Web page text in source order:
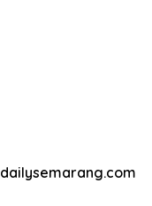
dailysemarang.com